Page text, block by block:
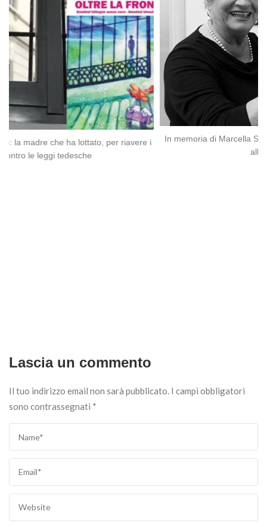
In memoria di Marcella Spinozzi Tarducci: un tributo alla Donna,
Lascia un commento
Il tuo indirizzo email non sarà pubblicato. I campi obbligatori
sono contrassegnati *